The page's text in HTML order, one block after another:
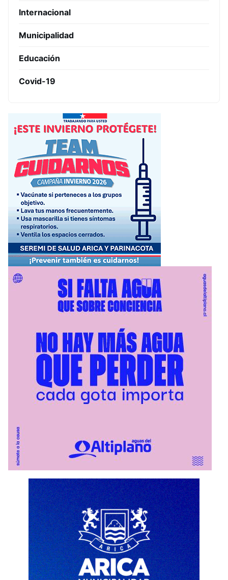
Internacional
Municipalidad
Educación
Covid-19